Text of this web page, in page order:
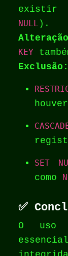
existir
NULL ).
KEY
Exclusão:
SET
como
✅
O uso